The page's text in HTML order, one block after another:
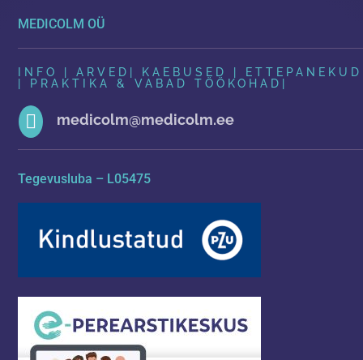
MEDICOLM OÜ
INFO | ARVED
KAEBUSED | ETTEPANEKUD
| PRAKTIKA & VABAD TÖÖKOHAD
 medicolm@medicolm.ee
Tegevusluba – L05475